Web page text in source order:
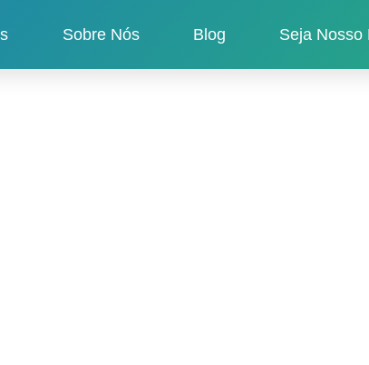
Sobre Nós Blog Seja Nosso